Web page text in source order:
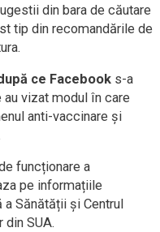
din bara de căutare
tip din recomandările de
ce Facebook s-a
vizat modul în care
anti-vaccinare și
funcționare a
pe informațiile
Sănătății și Centrul
din SUA.